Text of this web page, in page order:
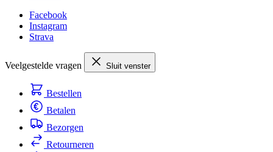
Facebook
Instagram
Strava
Veelgestelde vragen Sluit venster
Bestellen
Betalen
Bezorgen
Retourneren